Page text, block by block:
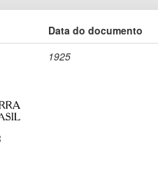
Data do documento
1925